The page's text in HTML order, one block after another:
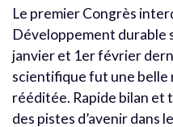
Le premier Congrès
Développement durable
janvier et 1er février
scientifique fut une
rééditée. Rapide bilan
des pistes d’avenir dans